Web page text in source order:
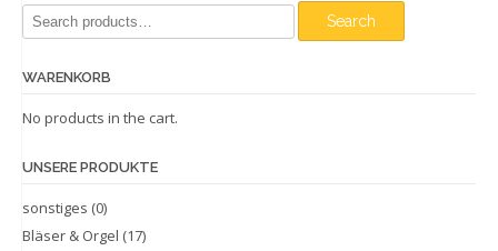
Search
for:
Search
WARENKORB
No products in the cart.
UNSERE PRODUKTE
sonstiges (0)
Bläser & Orgel (17)